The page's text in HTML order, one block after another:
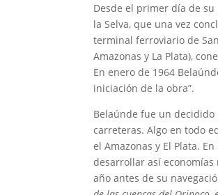
Desde el primer día de
la Selva, que una vez
terminal ferroviario de
Amazonas y La Plata),
En enero de 1964
iniciación de la obra”.
Belaúnde fue un
carreteras. Algo en todo
el Amazonas y El Plata.
desarrollar así
año antes de su